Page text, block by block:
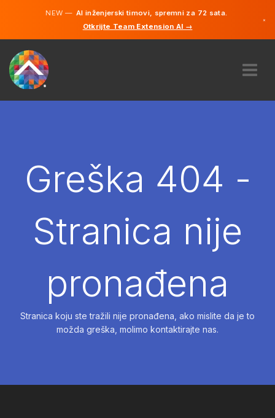
NEW —AI inženjerski timovi, spremni za 72 sata.
Otkrijte Team Extension AI →
×
NAJAMGreška 404 -
Stranica nije
pronađena
Stranica koju ste tražili nije pronađena, ako mislite da je to
možda greška, molimo kontaktirajte nas.